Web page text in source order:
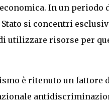
In un periodo
si concentri
utilizzare risorse per
è ritenuto un